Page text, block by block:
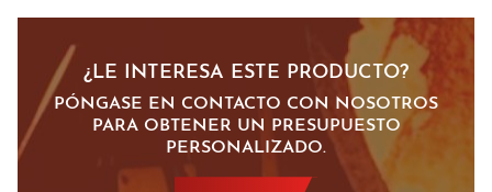
¿LE INTERESA ESTE PRODUCTO?
PÓNGASE EN CONTACTO CON NOSOTROS
PARA OBTENER UN PRESUPUESTO
PERSONALIZADO.